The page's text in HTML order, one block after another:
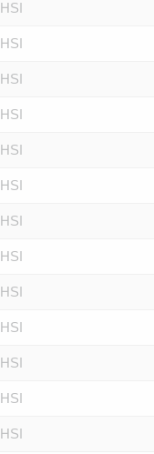
HSI
HSI
HSI
HSI
HSI
HSI
HSI
HSI
HSI
HSI
HSI
HSI
HSI